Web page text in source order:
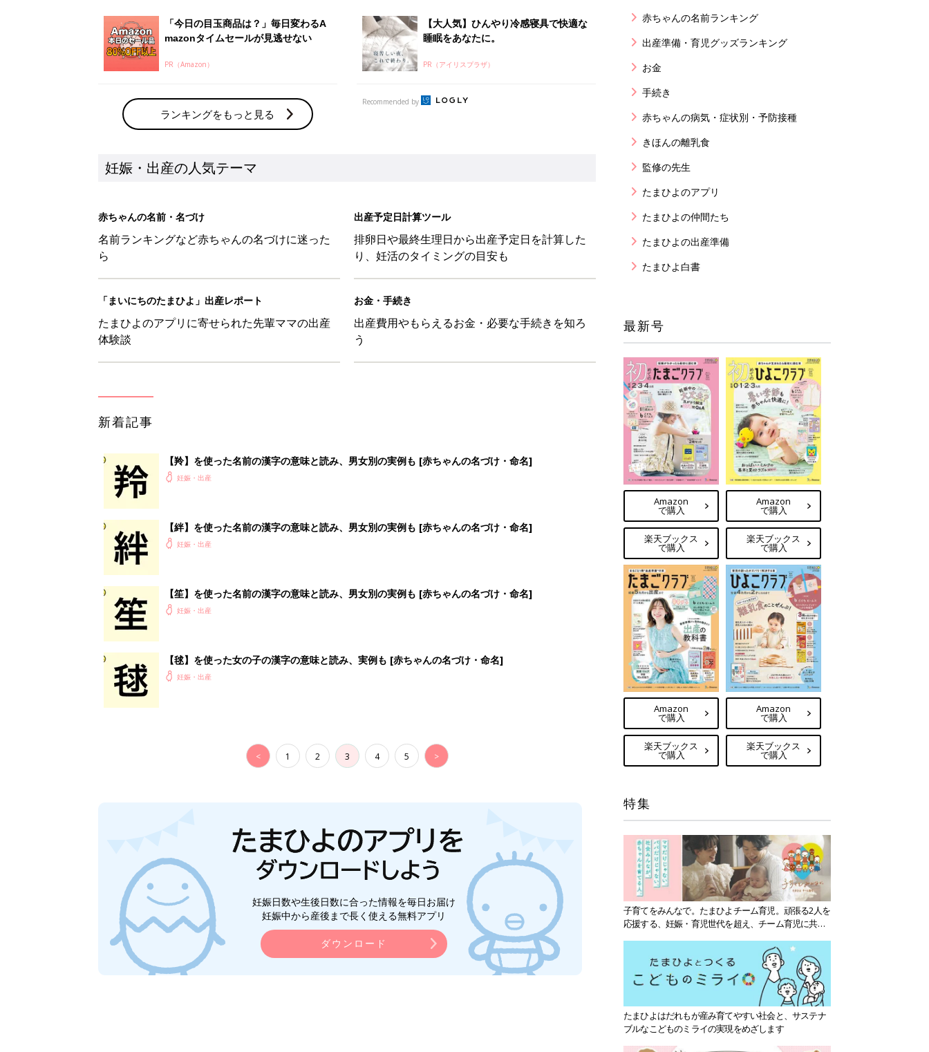
り、妊活のタイミングの目安も
「まいにちのたまひよ」出産レポート
たまひよのアプリに寄せられた先輩ママの出産
体験談
お金・手続き
出産費用やもらえるお金・必要な手続きを知ろ
【羚】を使った名前の漢字の意味と読み、男女別の実例も [赤ちゃんの名づけ・命名]
【絆】を使った名前の漢字の意味と読み、男女別の実例も [赤ちゃんの名づけ・命名]
妊娠・出産
【笙】を使った名前の漢字の意味と読み、男女別の実例も [赤ちゃんの名づけ・命名]
< 1 2 3 4 5 >
赤ちゃんの名前ランキング
出産準備・育児グッズランキング
お金
手続き
赤ちゃんの病気・症状別・予防接種
きほんの離乳食
監修の先生
たまひよのアプリ
たまひよの仲間たち
たまひよの出産準備
たまひよ白書
最新号
Amazon
で購入
楽天ブックス
で購入
Amazon
で購入
楽天ブックス
で購入
Amazon
で購入
楽天ブックス
で購入
Amazon
で購入
楽天ブックス
で購入
特集
子育てをみんなで。たまひよチーム育児。頑張る2人を
応援する、妊娠・育児世代を超え、チーム育児に共感
たまひよはだれもが産み育てやすい社会と、サステナ
ブルなこどものミライの実現をめざします